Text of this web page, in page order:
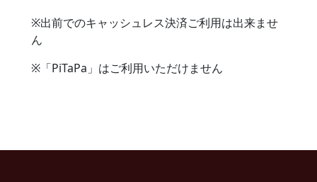
※出前でのキャッシュレス決済ご利用は出来ませ
ん
※「PiTaPa」はご利用いただけません